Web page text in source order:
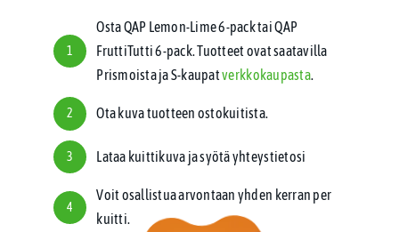
1
Osta QAP Lemon-Lime 6-pack tai QAP
FruttiTutti 6-pack. Tuotteet ovat saatavilla
Prismoista ja S-kaupatverkkokaupasta.
2 Ota kuva tuotteen ostokuitista.
3 Lataa kuittikuva ja syötä yhteystietosi
4
Voit osallistua arvontaan yhden kerran per
kuitti.